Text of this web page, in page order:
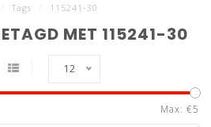
Tags 115241-30
MET 115241-30
12
Max: €5